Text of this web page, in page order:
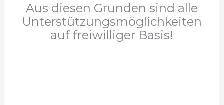
Aus diesen Gründen sind alle
Unterstützungsmöglichkeiten
auf freiwilliger Basis!